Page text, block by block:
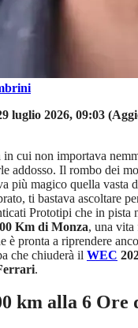
luglio 2026, 09:03
in cui non importava
addosso. Il rombo dei
più magico quella vasta
ti bastava ascoltare
Prototipi che in pista
Km di Monza, una vita
è pronta a riprendere
che chiuderà il WEC
.
km alla 6 Ore